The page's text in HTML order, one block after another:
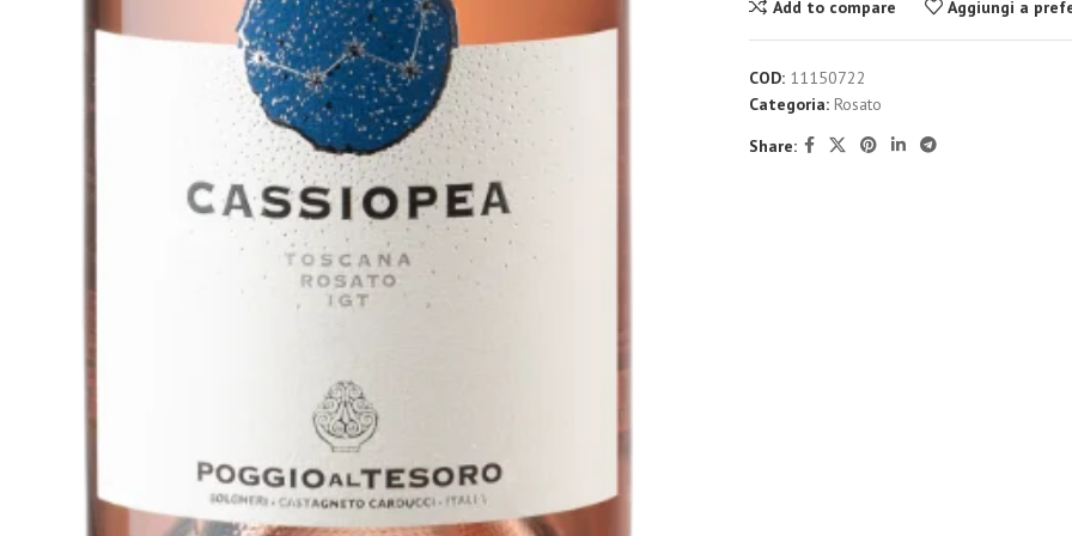
Add to compare Aggiungi a
COD: 11150722
Categoria: Rosato
Share: